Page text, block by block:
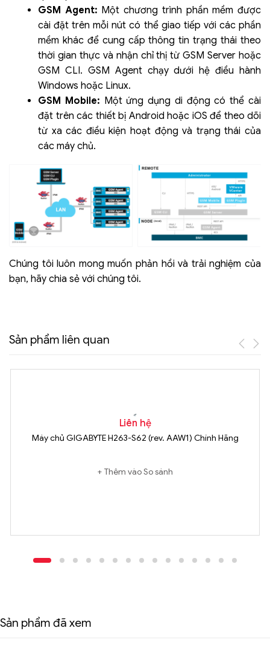
GSM Agent: Một chương trình phần mềm được
cài đặt trên mỗi nút có thể giao tiếp với các phần
mềm khác để cung cấp thông tin trạng thái theo
thời gian thực và nhận chỉ thị từ GSM Server hoặc
GSM CLI. GSM Agent chạy dưới hệ điều hành
Windows hoặc Linux.
GSM Mobile: Một ứng dụng di động có thể cài
đặt trên các thiết bị Android hoặc iOS để theo dõi
từ xa các điều kiện hoạt động và trạng thái của
các máy chủ.
Chúng tôi luôn mong muốn phản hồi và trải nghiệm của
bạn, hãy chia sẻ với chúng tôi.
Sản phẩm liên quan
Liên hệ
Máy chủ GIGABYTE H263-S62 (rev. AAW1) Chính Hãng
Thêm vào So sánh
Sản phẩm đã xem